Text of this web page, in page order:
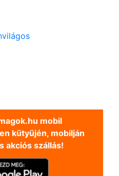
mobil
kütyüjén, mobilján
akciós szállás!